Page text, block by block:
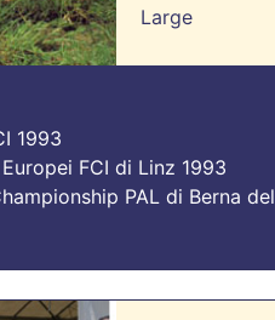
Large
1993
FCI di Linz 1993
PAL di Berna del